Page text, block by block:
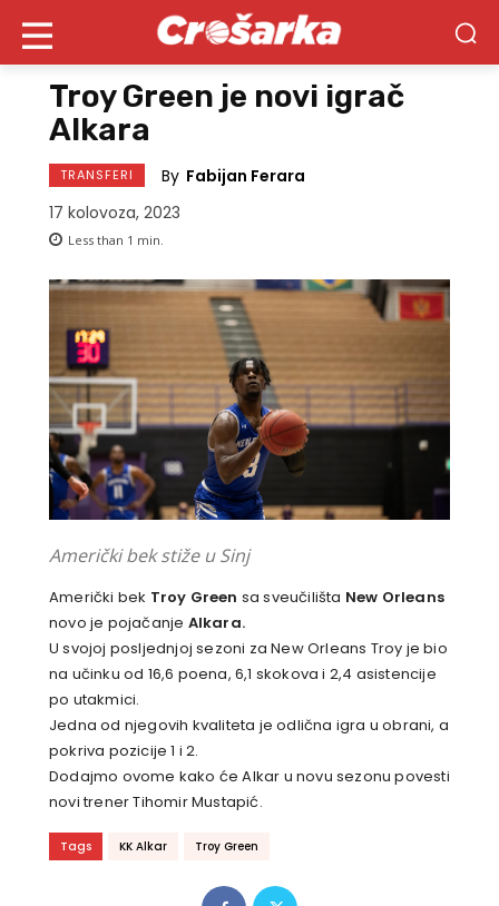
Troy Green je novi igrač
Alkara
TRANSFERI By Fabijan Ferara
17 kolovoza, 2023
Less than 1 min.
Američki bek stiže u Sinj
Američki bek Troy Green sa sveučilišta New Orleans
novo je pojačanje Alkara.
U svojoj posljednjoj sezoni za New Orleans Troy je bio
na učinku od 16,6 poena, 6,1 skokova i 2,4 asistencije
po utakmici.
Jedna od njegovih kvaliteta je odlična igra u obrani, a
pokriva pozicije 1 i 2.
Dodajmo ovome kako će Alkar u novu sezonu povesti
novi trener Tihomir Mustapić.
Tags KK Alkar Troy Green